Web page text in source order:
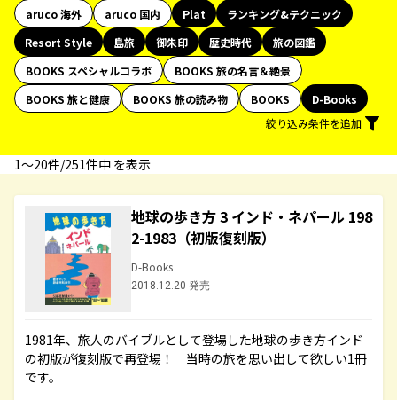
aruco 海外
aruco 国内 Plat
ランキング&テクニック
Resort Style
島旅 御朱印 歴史時代
旅の図鑑
BOOKS スペシャルコラボ
BOOKS 旅の名言＆絶景
BOOKS 旅と健康
BOOKS 旅の読み物 BOOKS
D-Books
絞り込み条件を追加
1〜20件/251件中 を表示
地球の歩き方 3 インド・ネパール 198
2-1983（初版復刻版）
D-Books
2018.12.20 発売
1981年、旅人のバイブルとして登場した地球の歩き方インド
の初版が復刻版で再登場！ 当時の旅を思い出して欲しい1冊
です。